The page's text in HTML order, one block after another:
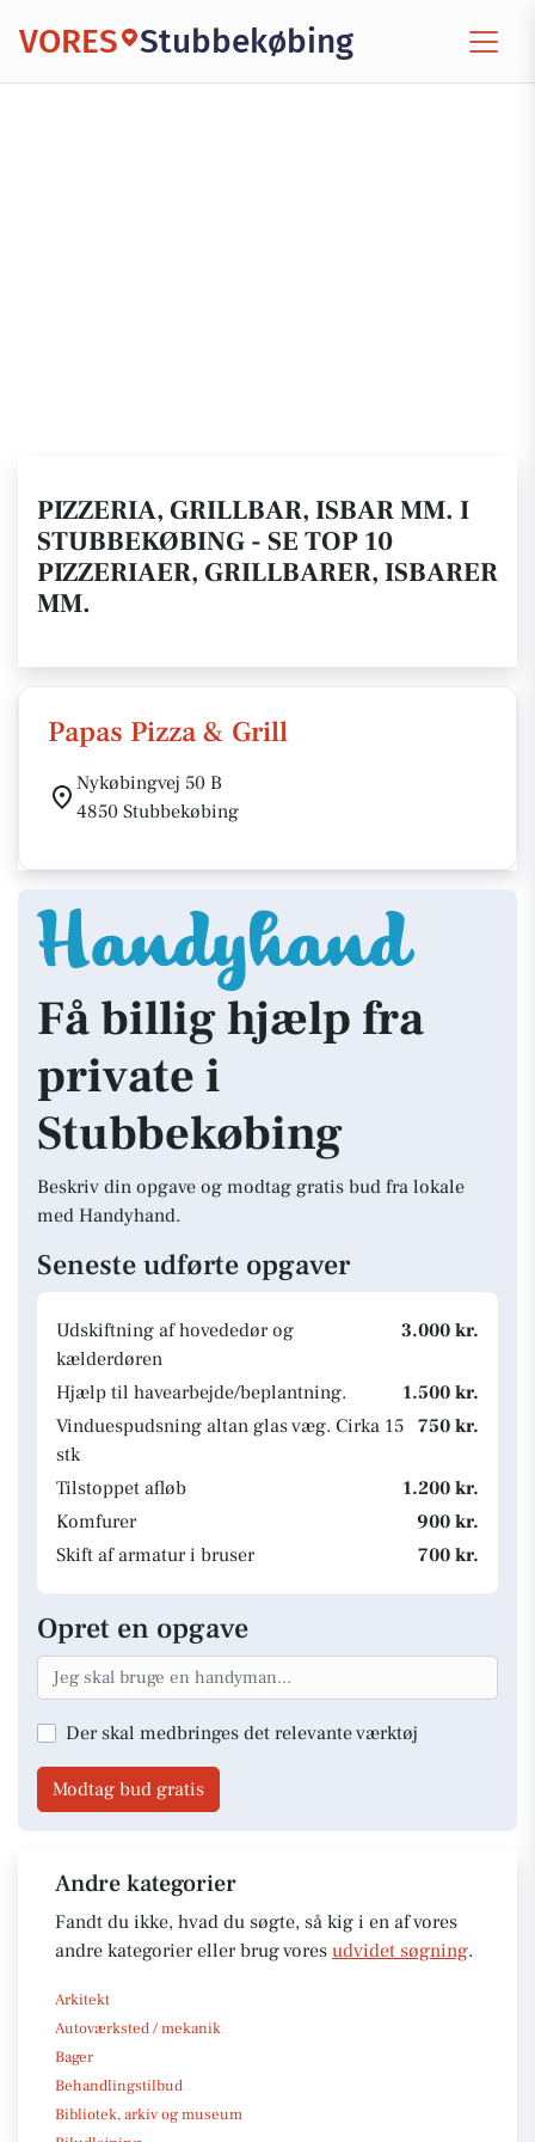
VORES Stubbekøbing
PIZZERIA, GRILLBAR, ISBAR MM. I
STUBBEKØBING - SE TOP 10
PIZZERIAER, GRILLBARER, ISBARER
MM.
Papas Pizza & Grill
Nykøbingvej 50 B
4850 Stubbekøbing
Få billig hjælp fra
private i
Stubbekøbing
Beskriv din opgave og modtag gratis bud fra lokale
med Handyhand.
Seneste udførte opgaver
Udskiftning af hovededør og
kælderdøren
3.000 kr.
Hjælp til havearbejde/beplantning.
1.500 kr.
Vinduespudsning altan glas væg. Cirka 15
stk
750 kr.
Tilstoppet afløb
1.200 kr.
Komfurer
900 kr.
Skift af armatur i bruser
700 kr.
Opret en opgave
Der skal medbringes det relevante værktøj
Modtag bud gratis
Andre kategorier
Fandt du ikke, hvad du søgte, så kig i en af vores
andre kategorier eller brug vores udvidet søgning.
Arkitekt
Autoværksted / mekanik
Bager
Behandlingstilbud
Bibliotek, arkiv og museum